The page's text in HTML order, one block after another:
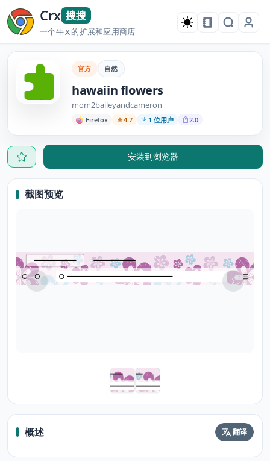
Crx 搜搜
一个牛X的扩展和应用商店
官方 自然
hawaiin flowers
mom2baileyandcameron
Firefox 4.7 1 位用户 2.0
安装到浏览器
截图预览
概述 翻译